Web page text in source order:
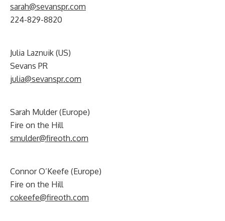
sarah@sevanspr.com
224-829-8820
Julia Laznuik (US)
Sevans PR
julia@sevanspr.com
Sarah Mulder (Europe)
Fire on the Hill
smulder@fireoth.com
Connor O’Keefe (Europe)
Fire on the Hill
cokeefe@fireoth.com